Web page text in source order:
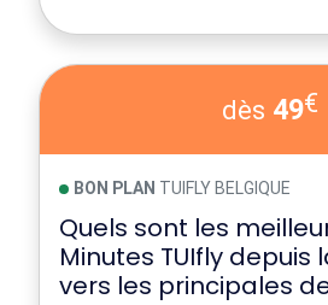
dès 49€
BON PLAN TUIFLY BELGIQUE
Quels sont les
Minutes TUIfly depuis
vers les principales